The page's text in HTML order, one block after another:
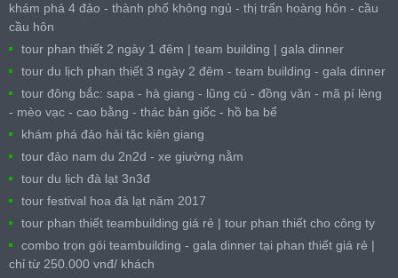
khám phá 4 đảo - thành phố không ngủ - thị trấn hoàng hôn - cầu
cầu hôn
tour phan thiết 2 ngày 1 đêm | team building | gala dinner
tour du lịch phan thiết 3 ngày 2 đêm - team building - gala dinner
tour đông bắc: sapa - hà giang - lũng cú - đồng văn - mã pí lèng
- mèo vạc - cao bằng - thác bản giốc - hồ ba bể
khám phá đảo hải tặc kiên giang
tour đảo nam du 2n2d - xe giường nằm
tour du lịch đà lạt 3n3đ
tour festival hoa đà lạt năm 2017
tour phan thiết teambuilding giá rẻ | tour phan thiết cho công ty
combo trọn gói teambuilding - gala dinner tại phan thiết giá rẻ |
chỉ từ 250.000 vnđ/ khách